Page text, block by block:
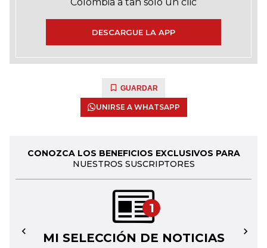
DESCARGUE LA APP
GUARDAR
UNIRSE A WHATSAPP
CONOZCA LOS BENEFICIOS EXCLUSIVOS PARA
NUESTROS SUSCRIPTORES
1
MI SELECCIÓN DE NOTICIAS
← →